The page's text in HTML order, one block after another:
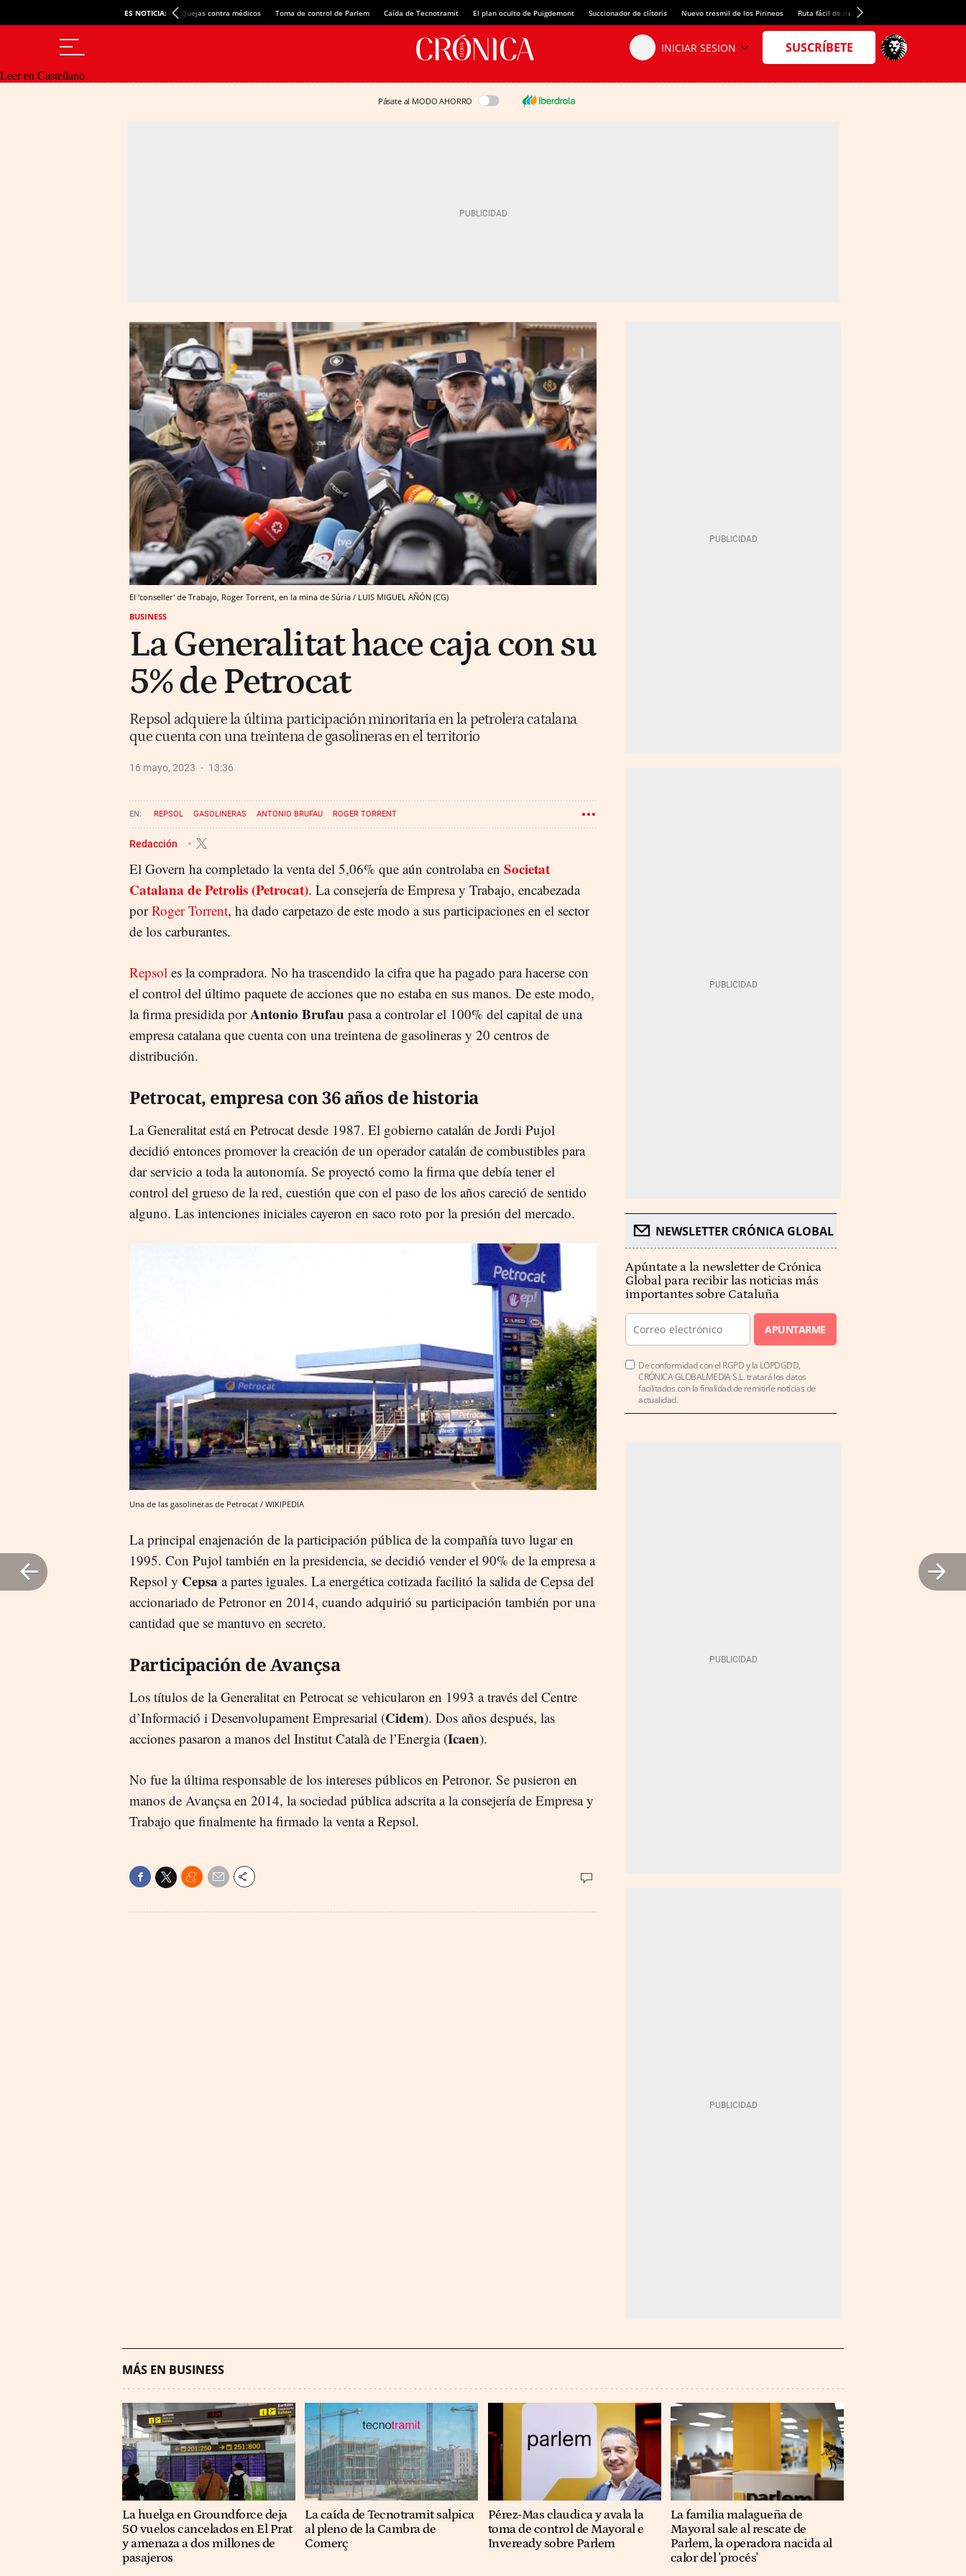
ES NOTICIA: Quejas contra médicos Toma de control de Parlem Caída de Tecnotramit El plan oculto de Puigdemont Succionador de clítoris Nuevo tresmil de los Pirineos Ruta fácil de montaña
Leer en Castellano
Pásate al MODO AHORRO
El 'conseller' de Trabajo, Roger Torrent, en la mina de Súria / LUIS MIGUEL AÑÓN (CG)
BUSINESS
La Generalitat hace caja con su
5% de Petrocat
Repsol adquiere la última participación minoritaria en la petrolera catalana
que cuenta con una treintena de gasolineras en el territorio
16 mayo, 2023 13:36
REPSOL GASOLINERAS ANTONIO BRUFAU ROGER TORRENT
Redacción
El Govern ha completado la venta del 5,06% que aún controlaba en Societat
Catalana de Petrolis (Petrocat). La consejería de Empresa y Trabajo, encabezada
porRoger Torrent, ha dado carpetazo de este modo a sus participaciones en el sector
de los carburantes.
Repsol es la compradora. No ha trascendido la cifra que ha pagado para hacerse con
el control del último paquete de acciones que no estaba en sus manos. De este modo,
la firma presidida porAntonio Brufau pasa a controlar el 100% del capital de una
empresa catalana que cuenta con una treintena de gasolineras y 20 centros de
distribución.
Petrocat, empresa con 36 años de historia
La Generalitat está en Petrocat desde 1987. El gobierno catalán de Jordi Pujol
decidió entonces promover la creación de un operador catalán de combustibles para
dar servicio a toda la autonomía. Se proyectó como la firma que debía tener el
control del grueso de la red, cuestión que con el paso de los años careció de sentido
alguno. Las intenciones iniciales cayeron en saco roto por la presión del mercado.
Una de las gasolineras de Petrocat / WIKIPEDIA
La principal enajenación de la participación pública de la compañía tuvo lugar en
1995. Con Pujol también en la presidencia, se decidió vender el 90% de la empresa a
Repsol y Cepsa a partes iguales. La energética cotizada facilitó la salida de Cepsa del
accionariado de Petronor en 2014, cuando adquirió su participación también por una
cantidad que se mantuvo en secreto.
Participación de Avançsa
Los títulos de la Generalitat en Petrocat se vehicularon en 1993 a través del Centre
d’Informació i Desenvolupament Empresarial (Cidem). Dos años después, las
acciones pasaron a manos del Institut Català de l’Energia (Icaen).
No fue la última responsable de los intereses públicos en Petronor. Se pusieron en
manos de Avançsa en 2014, la sociedad pública adscrita a la consejería de Empresa y
Trabajo que finalmente ha firmado la venta a Repsol.
NEWSLETTER CRÓNICA GLOBAL
Apúntate a la newsletter de Crónica
Global para recibir las noticias más
importantes sobre Cataluña
APUNTARME
De conformidad con el RGPD y la LOPDGDD,
CRÓNICA GLOBALMEDIA S.L. tratará los datos
facilitados con la finalidad de remitirle noticias de
actualidad.
MÁS EN BUSINESS
La huelga en Groundforce deja
50 vuelos cancelados en El Prat
y amenaza a dos millones de
pasajeros
La caída de Tecnotramit salpica
al pleno de la Cambra de
Comerç
Pérez-Mas claudica y avala la
toma de control de Mayoral e
Inveready sobre Parlem
La familia malagueña de
Mayoral sale al rescate de
Parlem, la operadora nacida al
calor del 'procés'